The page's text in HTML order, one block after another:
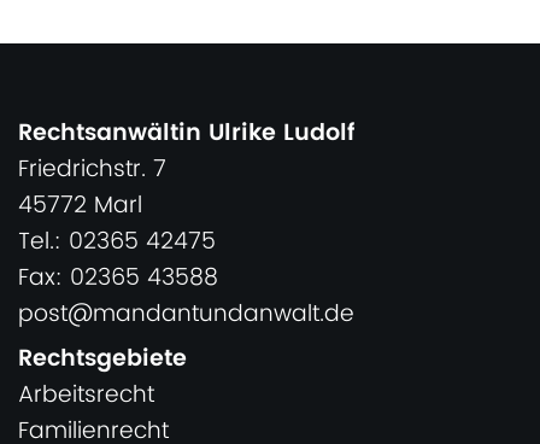
Rechtsanwältin Ulrike Ludolf
Friedrichstr. 7
45772 Marl
Tel.: 02365 42475
Fax: 02365 43588
post@mandantundanwalt.de
Rechtsgebiete
Arbeitsrecht
Familienrecht